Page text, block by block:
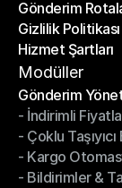
Yardım Merkezi
Gönderim
Gönderim
Gizlilik Politikası
Gizlilik Politikası
Hizmet Şartları
Hizmet Şartları
Modüller
Gönderim
Gönderim
- İndirimli
- İndirimli
- Çoklu
- Çoklu
- Kargo
- Kargo
- Bildirimler &